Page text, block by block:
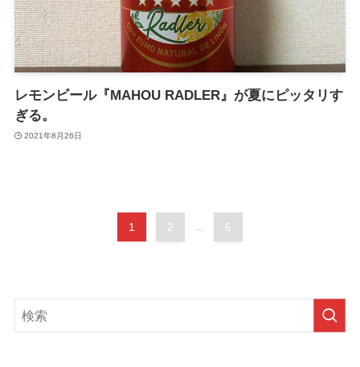
レモンビール『MAHOU RADLER』が夏にピッタリす
ぎる。
2021年8月26日
1 2 ... 6